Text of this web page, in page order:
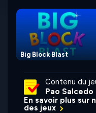
Big Block Blast
Contenu du
Pao Salcedo
En savoir plus sur
des jeux